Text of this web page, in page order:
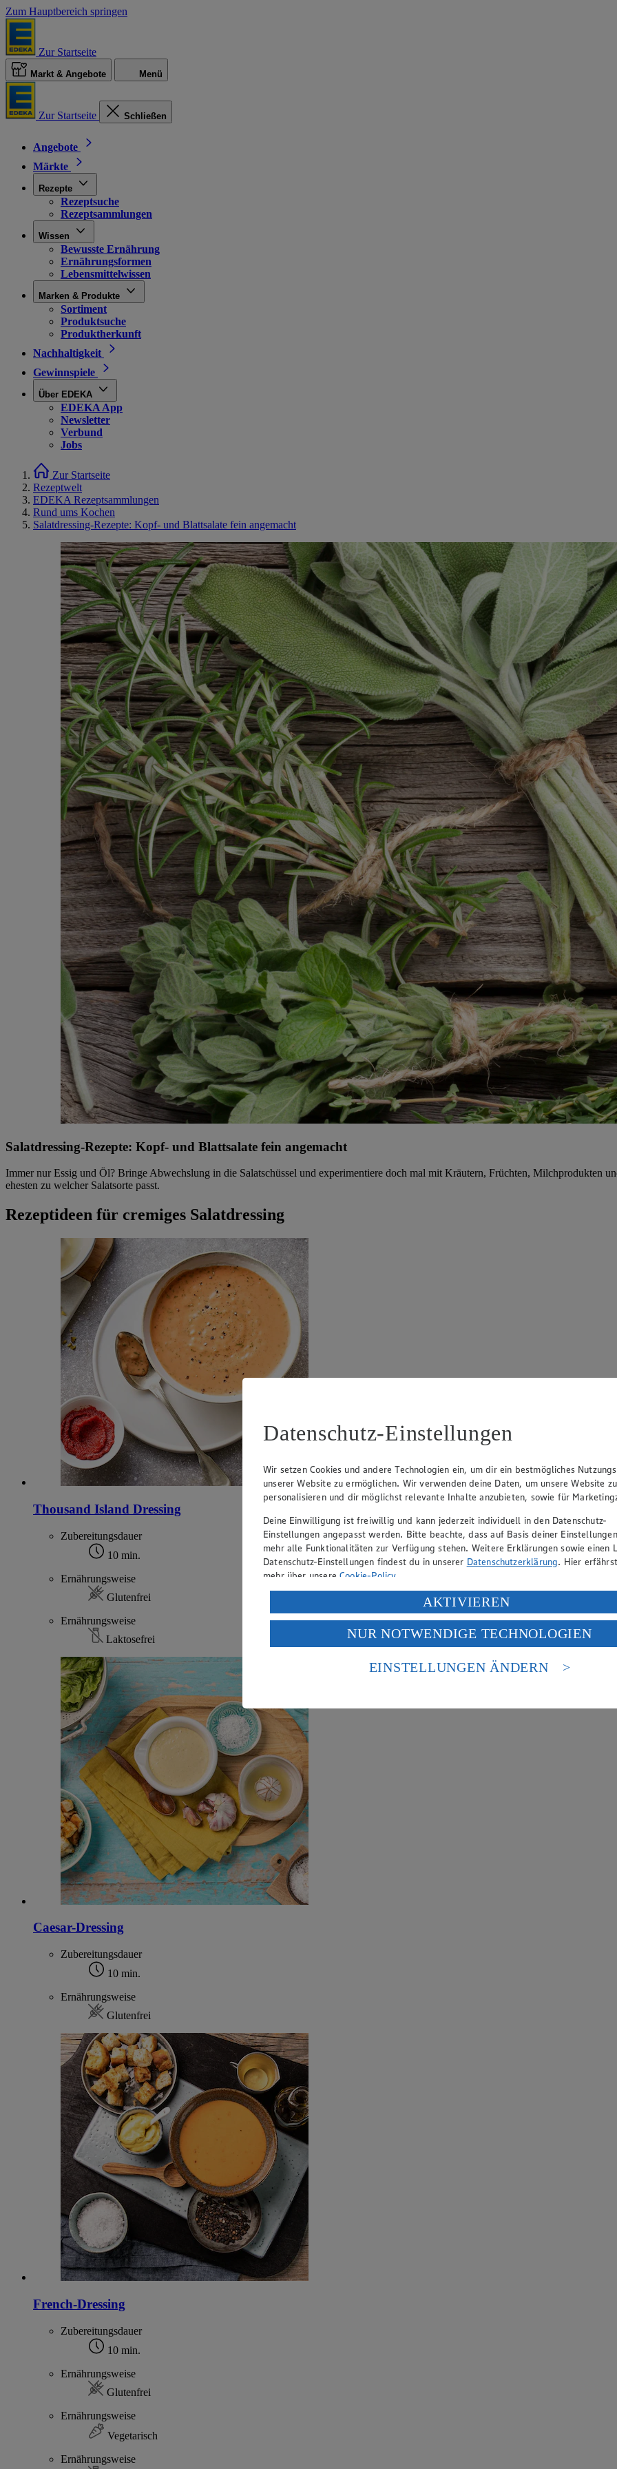
Zum Hauptbereich springen
Zur Startseite
Markt & Angebote Menü
Zur Startseite Schließen
Angebote
Märkte
Rezepte
Rezeptsuche
Rezeptsammlungen
Wissen
Bewusste Ernährung
Ernährungsformen
Lebensmittelwissen
Marken & Produkte
Sortiment
Produktsuche
Produktherkunft
Nachhaltigkeit
Gewinnspiele
Über EDEKA
EDEKA App
Newsletter
Verbund
Jobs
Zur Startseite
Rezeptwelt
EDEKA Rezeptsammlungen
Rund ums Kochen
Salatdressing-Rezepte: Kopf- und Blattsalate fein angemacht
Salatdressing-Rezepte: Kopf- und Blattsalate fein angemacht
Immer nur Essig und Öl? Bringe Abwechslung in die Salatschüssel und experimentiere doch mal mit Kräutern, Früchten, Milchprodukten
ehesten zu welcher Salatsorte passt.
Rezeptideen für cremiges Salatdressing
Thousand Island Dressing
Zubereitungsdauer
10 min.
Ernährungsweise
Glutenfrei
Ernährungsweise
Laktosefrei
Caesar-Dressing
Zubereitungsdauer
10 min.
Ernährungsweise
Glutenfrei
French-Dressing
Zubereitungsdauer
10 min.
Ernährungsweise
Glutenfrei
Ernährungsweise
Vegetarisch
Ernährungsweise
Datenschutz-Einstellungen
Wir setzen Cookies und andere Technologien ein, um dir ein bestmögliches
unserer Website zu ermöglichen. Wir verwenden deine Daten, um unsere Website zu
personalisieren und dir möglichst relevante Inhalte anzubieten, sowie für
Deine Einwilligung ist freiwillig und kann jederzeit individuell in den Datenschutz-
Einstellungen angepasst werden. Bitte beachte, dass auf Basis deiner
mehr alle Funktionalitäten zur Verfügung stehen. Weitere Erklärungen sowie einen
Datenschutz-Einstellungen findest du in unserer Datenschutzerklärung. Hier
mehr über unsereCookie-Policy.
Verarbeitung deiner personenbezogenen Daten in den USA durch Facebook und
Wenn du auf „Aktivieren“ klickst, willigst du im Sinne des Art. 49 Abs. 1 Satz 1 lit.
ein, dass deine Daten in den USA verarbeitet werden. Der EuGH sieht die USA als
einem nach europäischen Standards nicht angemessenen Datenschutzniveau an. Es
Risiko eines Zugriffs durch US-amerikanische Behörden.
AKTIVIEREN
NUR NOTWENDIGE TECHNOLOGIEN
EINSTELLUNGEN ÄNDERN